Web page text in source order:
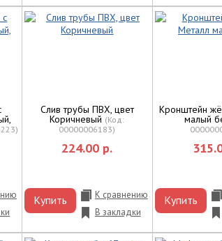
)
Слив трубы ПВХ, цвет
Коричневый (Код:
00000006183)
224.00 р.
Купить
К сравнению
В закладки
Кронштейн
малый
Купить